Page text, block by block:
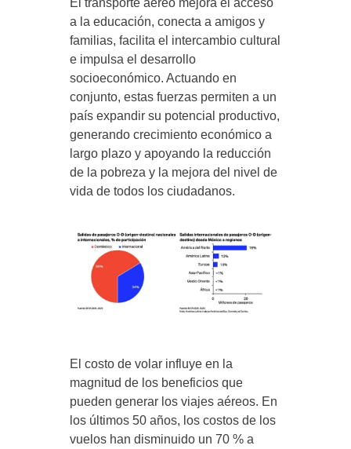
a la educación, conecta a amigos y
familias, facilita el intercambio cultural
e impulsa el desarrollo
socioeconómico. Actuando en
conjunto, estas fuerzas permiten a un
país expandir su potencial productivo,
generando crecimiento económico a
largo plazo y apoyando la reducción
de la pobreza y la mejora del nivel de
vida de todos los ciudadanos.
El costo de volar influye en la
magnitud de los beneficios que
pueden generar los viajes aéreos. En
los últimos 50 años, los costos de los
vuelos han disminuido un 70 % a